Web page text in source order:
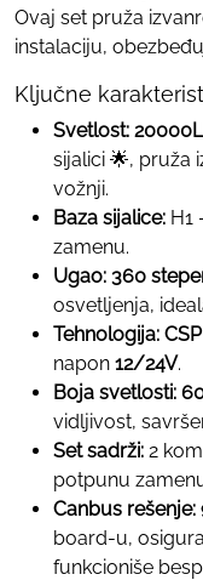
Ovaj set pruža
instalaciju,
Ključne
Svetlost:
sijalici 🌟, pruža
vožnji.
Baza sijalice: H1
zamenu.
Ugao: 360
osvetljenja,
Tehnologija:
napon 12/24V.
Boja svetlosti:
vidljivost,
Set sadrži: 2
potpunu
Canbus rešenje:
board-u,
funkcioniše